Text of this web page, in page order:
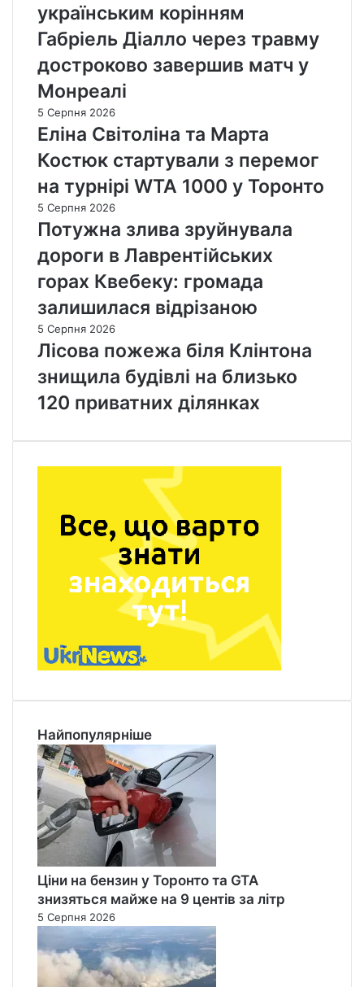
українським корінням
Габріель Діалло через травму
достроково завершив матч у
Монреалі
5 Серпня 2026
Еліна Світоліна та Марта
Костюк стартували з перемог
на турнірі WTA 1000 у Торонто
5 Серпня 2026
Потужна злива зруйнувала
дороги в Лаврентійських
горах Квебеку: громада
залишилася відрізаною
5 Серпня 2026
Лісова пожежа біля Клінтона
знищила будівлі на близько
120 приватних ділянках
Найпопулярніше
Ціни на бензин у Торонто та GTA
знизяться майже на 9 центів за літр
5 Серпня 2026